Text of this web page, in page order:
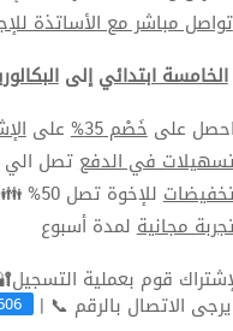
تواصل مباشر مع الأساتذة
الخامسة ابتدائيإلى
علىخَصْم 35% على
في الدفعتصل الي 5 أقساط
للإخوة تصل 50% 👪
مجانيةلمدة أسبوع
الاتصال بالرقم 📞 |